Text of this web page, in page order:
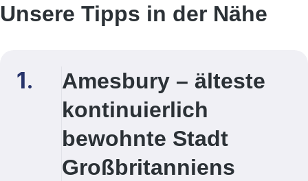
Unsere Tipps in der Nähe
1.
Amesbury – älteste
kontinuierlich
bewohnte Stadt
Großbritanniens